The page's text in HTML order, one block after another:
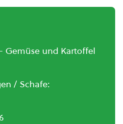
Gemüse und Kartoffel
/ Schafe: